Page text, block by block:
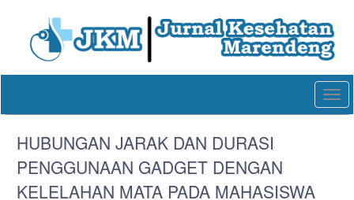
Main
Content
Sidebar
HUBUNGAN JARAK DAN DURASI
PENGGUNAAN GADGET DENGAN
KELELAHAN MATA PADA MAHASISWA